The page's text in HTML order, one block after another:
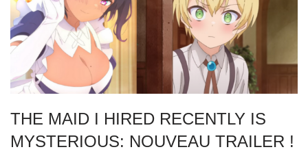
THE MAID I HIRED RECENTLY IS
MYSTERIOUS: NOUVEAU TRAILER !